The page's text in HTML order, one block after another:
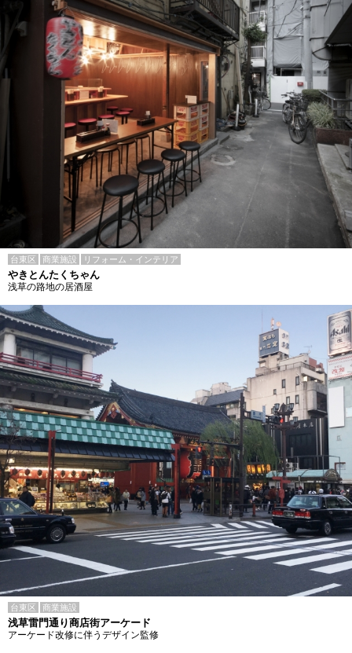
台東区 商業施設 リフォーム・インテリア
やきとんたくちゃん
浅草の路地の居酒屋
台東区 商業施設
浅草雷門通り商店街アーケード
アーケード改修に伴うデザイン監修